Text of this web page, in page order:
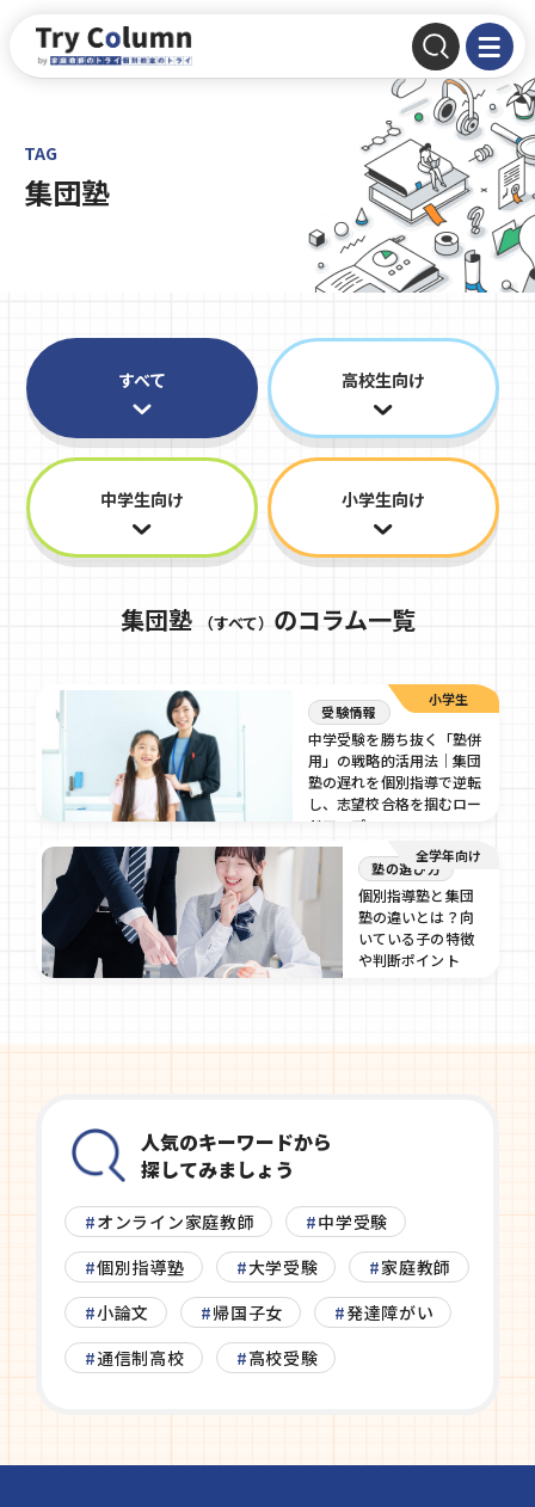
TAG
集団塾
すべて 高校生向け
中学生向け 小学生向け
集団塾 （すべて） のコラム一覧
小学生
受験情報
中学受験を勝ち抜く「塾併
用」の戦略的活用法｜集団
塾の遅れを個別指導で逆転
し、志望校合格を掴むロー
ドマップ
2026/01/21
全学年向け
塾の選び方
個別指導塾と集団
塾の違いとは？向
いている子の特徴
や判断ポイント
人気のキーワードから
探してみましょう
オンライン家庭教師
中学受験
個別指導塾
大学受験
家庭教師
小論文
帰国子女
発達障がい
通信制高校
高校受験